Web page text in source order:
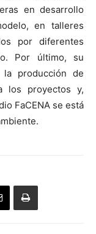
en desarrollo
en talleres
por diferentes
Por último, su
producción de
los proyectos y,
FaCENA se está